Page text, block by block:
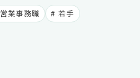
営業事務職 若手